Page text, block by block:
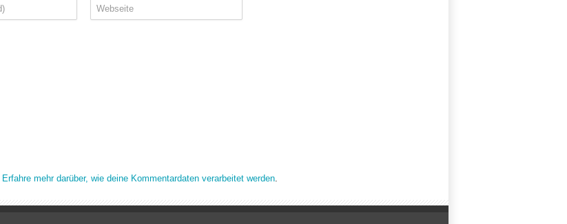
Erfahre mehr darüber, wie deine Kommentardaten verarbeitet werden.